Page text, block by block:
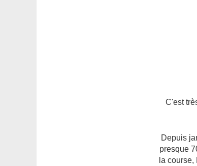
C'est
Depuis
presque
la